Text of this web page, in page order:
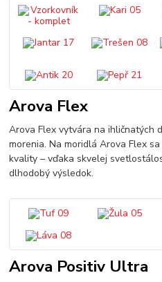
Arova Flex
Arova Flex vytvára na ihličnatých
morenia. Na moridlá Arova Flex
kvality – vďaka skvelej
dlhodobý výsledok.
Arova Positiv Ultra